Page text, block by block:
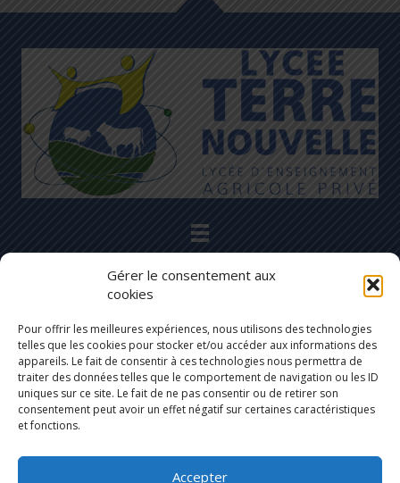
Gérer le consentement aux
cookies
Pour offrir les meilleures expériences, nous utilisons des technologies
telles que les cookies pour stocker et/ou accéder aux informations des
appareils. Le fait de consentir à ces technologies nous permettra de
traiter des données telles que le comportement de navigation ou les ID
uniques sur ce site. Le fait de ne pas consentir ou de retirer son
consentement peut avoir un effet négatif sur certaines caractéristiques
et fonctions.
Accepter
Restons en contact
04 66 32 07 42
48100 Marvejols
lyceeterrenouvelle@cneap.fr